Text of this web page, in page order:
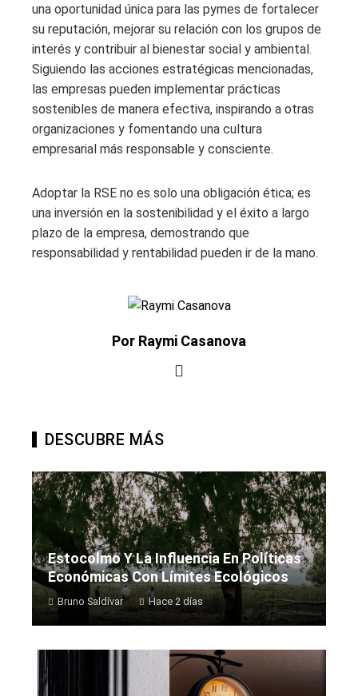
una oportunidad única para las pymes de fortalecer
su reputación, mejorar su relación con los grupos de
interés y contribuir al bienestar social y ambiental.
Siguiendo las acciones estratégicas mencionadas,
las empresas pueden implementar prácticas
sostenibles de manera efectiva, inspirando a otras
organizaciones y fomentando una cultura
empresarial más responsable y consciente.
Adoptar la RSE no es solo una obligación ética; es
una inversión en la sostenibilidad y el éxito a largo
plazo de la empresa, demostrando que
responsabilidad y rentabilidad pueden ir de la mano.
Por Raymi Casanova
DESCUBRE MÁS
Estocolmo Y La Influencia En Políticas
Económicas Con Límites Ecológicos
Bruno Saldívar Hace 2 días